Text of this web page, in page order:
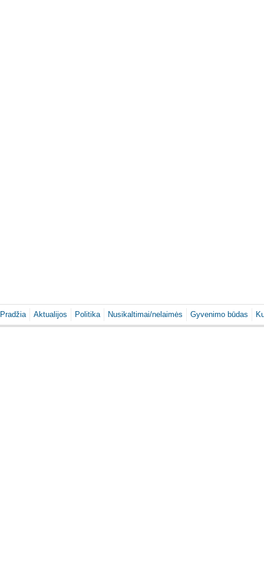
Pradžia Aktualijos Politika Nusikaltimai/nelaimės Gyvenimo būdas